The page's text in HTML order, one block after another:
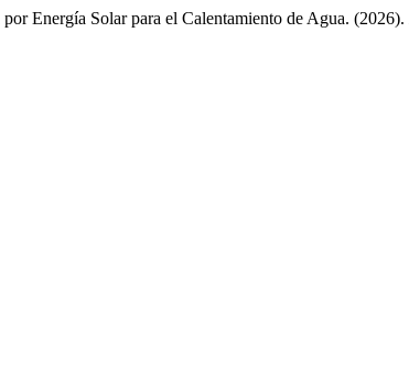
Energía Solar para el Calentamiento de Agua. (2026).